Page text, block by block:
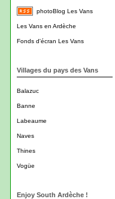
photoBlog Les Vans
Les Vans en Ardèche
Fonds d'écran Les Vans
Villages du pays des Vans
Balazuc
Banne
Labeaume
Naves
Thines
Vogüe
Enjoy South Ardèche !